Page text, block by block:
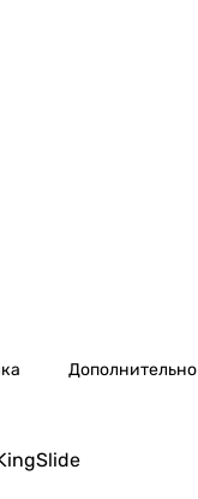
Дополнительно